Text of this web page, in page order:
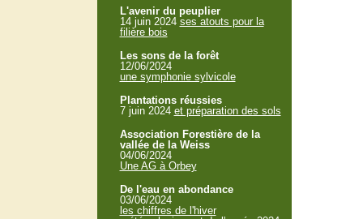
L'avenir du peuplier
14 juin 2024 ses atouts pour la
filière bois
Les sons de la forêt
12/06/2024
une symphonie sylvicole
Plantations réussies
7 juin 2024 et préparation des sols
Association Forestière de la
vallée de la Weiss
04/06/2024
Une AG à Orbey
De l'eau en abondance
03/06/2024
les chiffres de l'hiver